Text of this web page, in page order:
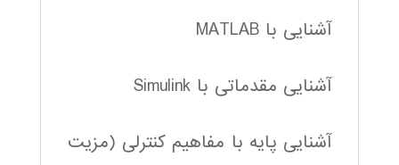
آشنایی با MATLAB
آشنایی مقدماتی با Simulink
آشنایی پایه با مفاهیم کنترلی (مزیت